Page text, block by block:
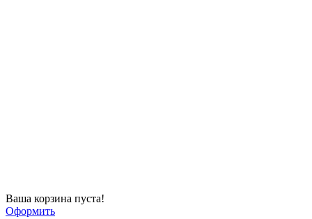
Ваша корзина пуста!
Оформить